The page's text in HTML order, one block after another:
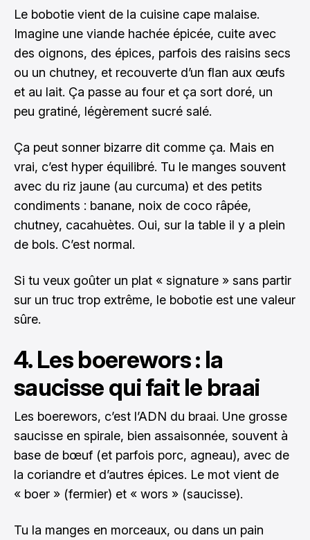
Le bobotie vient de la cuisine cape malaise.
Imagine une viande hachée épicée, cuite avec
des oignons, des épices, parfois des raisins secs
ou un chutney, et recouverte d’un flan aux œufs
et au lait. Ça passe au four et ça sort doré, un
peu gratiné, légèrement sucré salé.
Ça peut sonner bizarre dit comme ça. Mais en
vrai, c’est hyper équilibré. Tu le manges souvent
avec du riz jaune (au curcuma) et des petits
condiments : banane, noix de coco râpée,
chutney, cacahuètes. Oui, sur la table il y a plein
de bols. C’est normal.
Si tu veux goûter un plat « signature » sans partir
sur un truc trop extrême, le bobotie est une valeur
sûre.
4. Les boerewors : la
saucisse qui fait le braai
Les boerewors, c’est l’ADN du braai. Une grosse
saucisse en spirale, bien assaisonnée, souvent à
base de bœuf (et parfois porc, agneau), avec de
la coriandre et d’autres épices. Le mot vient de
« boer » (fermier) et « wors » (saucisse).
Tu la manges en morceaux, ou dans un pain